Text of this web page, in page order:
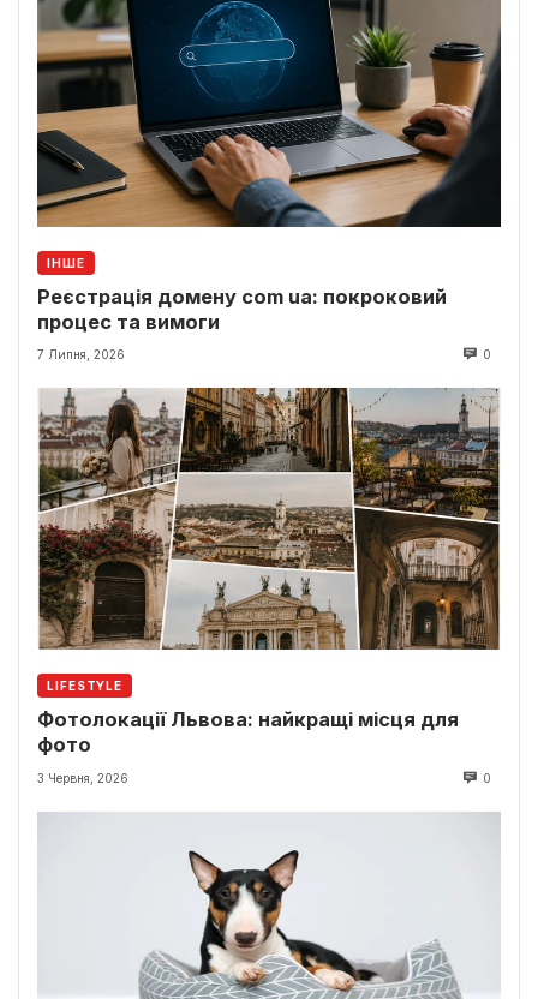
ІНШЕ
Реєстрація домену com ua: покроковий
процес та вимоги
7 Липня, 2026 0
LIFESTYLE
Фотолокації Львова: найкращі місця для
фото
3 Червня, 2026 0